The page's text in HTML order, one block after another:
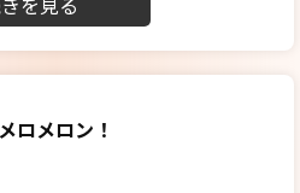
におおきくなってしまったものを
密着洗いしてもらって
行く前に
きました!
勢に密着
ロメロン！